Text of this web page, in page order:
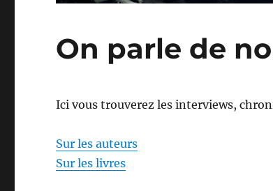
On parle de
Ici vous trouverez les interviews,
Sur les auteurs
Sur les livres